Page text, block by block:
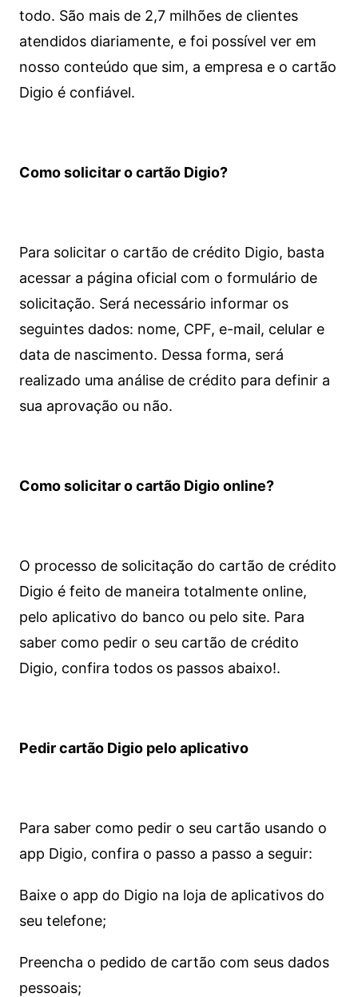
todo. São mais de 2,7 milhões de clientes
atendidos diariamente, e foi possível ver em
nosso conteúdo que sim, a empresa e o cartão
Digio é confiável.
Como solicitar o cartão Digio?
Para solicitar o cartão de crédito Digio, basta
acessar a página oficial com o formulário de
solicitação. Será necessário informar os
seguintes dados: nome, CPF, e-mail, celular e
data de nascimento. Dessa forma, será
realizado uma análise de crédito para definir a
sua aprovação ou não.
Como solicitar o cartão Digio online?
O processo de solicitação do cartão de crédito
Digio é feito de maneira totalmente online,
pelo aplicativo do banco ou pelo site. Para
saber como pedir o seu cartão de crédito
Digio, confira todos os passos abaixo!.
Pedir cartão Digio pelo aplicativo
Para saber como pedir o seu cartão usando o
app Digio, confira o passo a passo a seguir:
Baixe o app do Digio na loja de aplicativos do
seu telefone;
Preencha o pedido de cartão com seus dados
pessoais;